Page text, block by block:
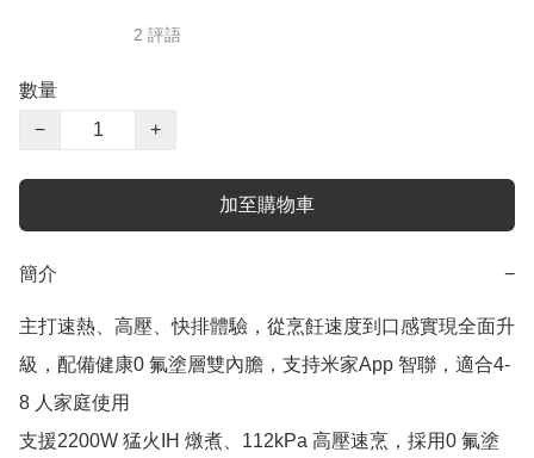
2 評語
數量
−
+
加至購物車
簡介 −
主打速熱、高壓、快排體驗，從烹飪速度到口感實現全面升
級，配備健康0 氟塗層雙內膽，支持米家App 智聯，適合4-
8 人家庭使用
支援2200W 猛火IH 燉煮、112kPa 高壓速烹，採用0 氟塗